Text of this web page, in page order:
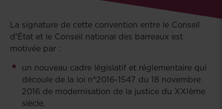
La signature de cette convention entre le Conseil
d'État et le Conseil national des barreaux est
motivée par :
un nouveau cadre législatif et réglementaire qui
découle de la loi n°2016-1547 du 18 novembre
2016 de modernisation de la justice du XXIème
siècle,